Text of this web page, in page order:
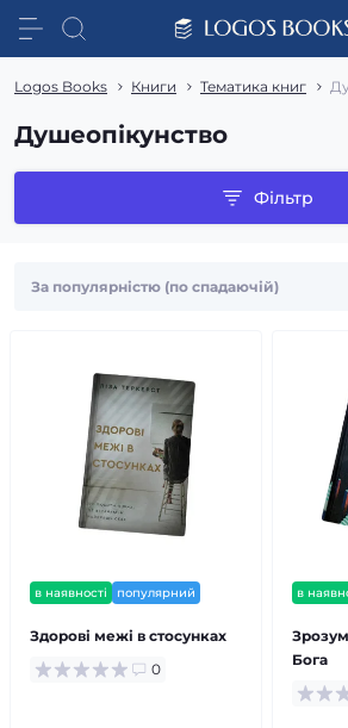
Logos Books Книги Тематика книг
Душеопікунство
Фільтр
в наявності популярний
Здорові межі в стосунках
0
в
Бога